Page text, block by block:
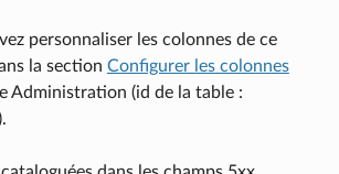
personnaliser les colonnes de ce
la section Configurer les colonnes
Administration (id de la table :